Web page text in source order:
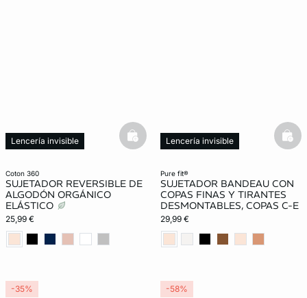
coton 360
SUJETADOR REVERSIBLE DE
ALGODÓN ORGÁNICO
ELÁSTICO
25,99 €
Lencería invisible basketfull
pure fit®
SUJETADOR BANDEAU CON
COPAS FINAS Y TIRANTES
DESMONTABLES, COPAS C-E
29,99 €
Lencería invisible
-35% -58%